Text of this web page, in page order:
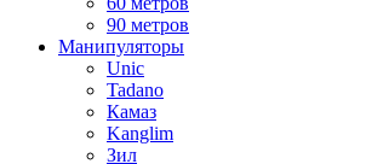
90 метров
Манипуляторы
Unic
Tadano
Камаз
Kanglim
Зил